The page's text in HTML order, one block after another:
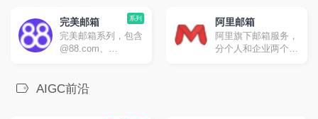
@126.com和
@yeah.net为后缀的
免费邮箱。超过20年
邮箱运营经验，系统
务。网易邮箱官方
轻松。
系列
完美邮箱
完美邮箱系列，包含
@88.com、
邮箱，多端同步重要
阿里邮箱
阿里旗下邮箱服务，
分个人和企业两个版
AIGC前沿